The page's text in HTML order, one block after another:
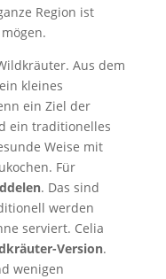
Region ist
Aus dem
kleines
ein Ziel der
ein traditionelles
Weise mit
Für
. Das sind
werden
serviert. Celia
Version.
wenigen